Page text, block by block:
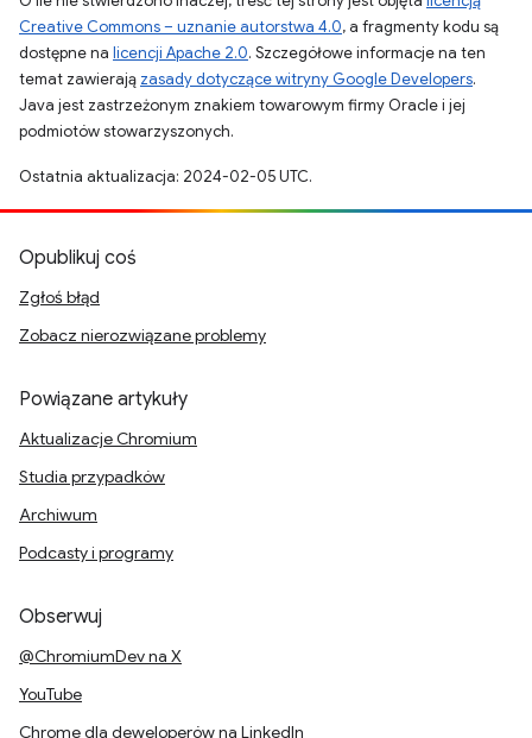
Creative Commons – uznanie autorstwa 4.0, a fragmenty kodu są
dostępne na licencji Apache 2.0. Szczegółowe informacje na ten
temat zawierają zasady dotyczące witryny Google Developers.
Java jest zastrzeżonym znakiem towarowym firmy Oracle i jej
podmiotów stowarzyszonych.
Ostatnia aktualizacja: 2024-02-05 UTC.
Opublikuj coś
Zgłoś błąd
Zobacz nierozwiązane problemy
Powiązane artykuły
Aktualizacje Chromium
Studia przypadków
Archiwum
Podcasty i programy
Obserwuj
@ChromiumDev na X
YouTube
Chrome dla deweloperów na LinkedIn